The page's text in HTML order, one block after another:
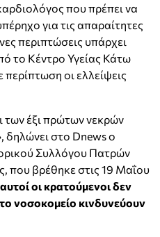
που πρέπει να
για τις απαραίτητες
περιπτώσεις υπάρχει
το Κέντρο Υγείας Κάτω
οι ελλείψεις
των έξι πρώτων νεκρών
δηλώνει στο Dnews ο
Συλλόγου Πατρών
που βρέθηκε στις 19 Μαΐου
οι κρατούμενοι δεν
νοσοκομείο κινδυνεύουν